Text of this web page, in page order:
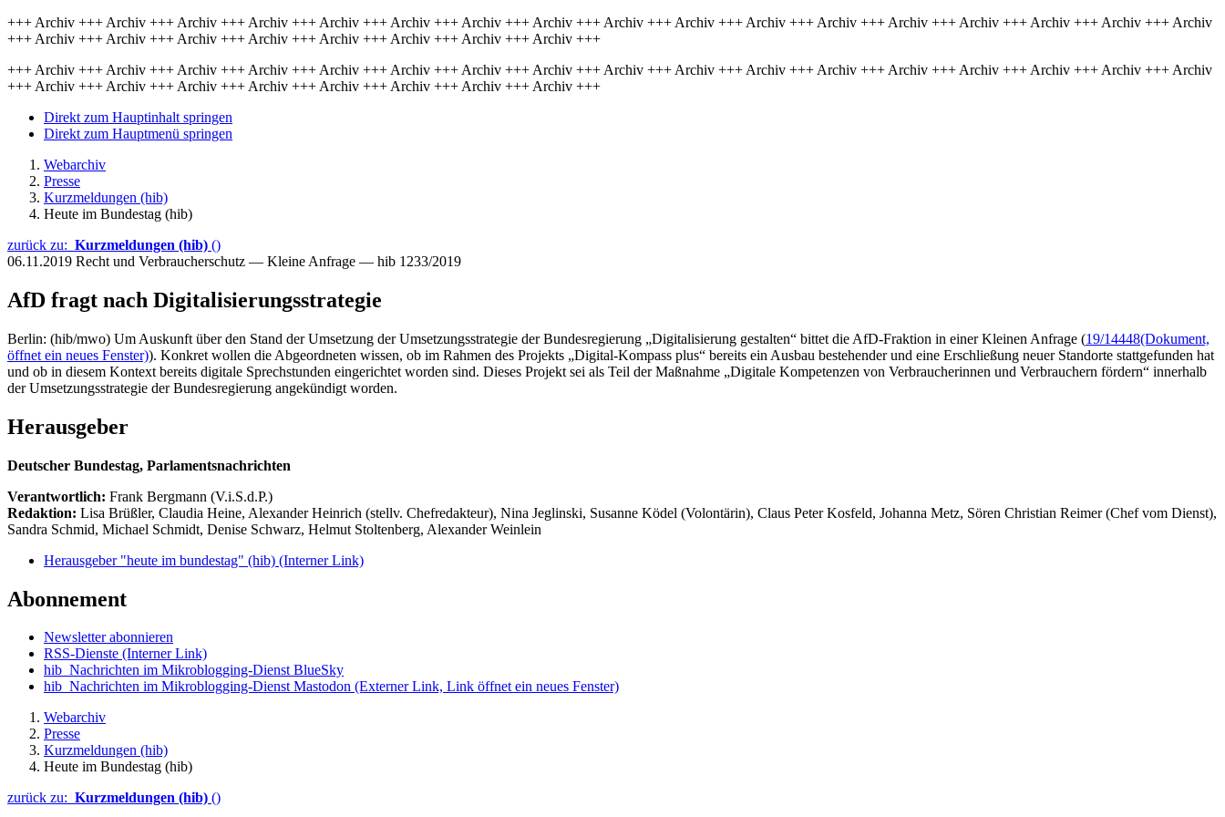
+++ Archiv +++ Archiv +++ Archiv +++ Archiv +++ Archiv +++ Archiv +++ Archiv +++ Archiv +++ Archiv +++ Archiv +++ Archiv +++ Archiv +++ Archiv +++ Archiv +++ Archiv +++ Archiv +++ Archiv
+++ Archiv +++ Archiv +++ Archiv +++ Archiv +++ Archiv +++ Archiv +++ Archiv +++ Archiv +++
+++ Archiv +++ Archiv +++ Archiv +++ Archiv +++ Archiv +++ Archiv +++ Archiv +++ Archiv +++ Archiv +++ Archiv +++ Archiv +++ Archiv +++ Archiv +++ Archiv +++ Archiv +++ Archiv +++ Archiv
+++ Archiv +++ Archiv +++ Archiv +++ Archiv +++ Archiv +++ Archiv +++ Archiv +++ Archiv +++
Direkt zum Hauptinhalt springen
Direkt zum Hauptmenü springen
Webarchiv
Presse
Kurzmeldungen (hib)
Heute im Bundestag (hib)
zurück zu: Kurzmeldungen (hib) ()
06.11.2019 Recht und Verbraucherschutz — Kleine Anfrage — hib 1233/2019
AfD fragt nach Digitalisierungsstrategie
Berlin: (hib/mwo) Um Auskunft über den Stand der Umsetzung der Umsetzungsstrategie der Bundesregierung „Digitalisierung gestalten“ bittet die AfD-Fraktion in einer Kleinen Anfrage (19/14448(Dokument,
öffnet ein neues Fenster)). Konkret wollen die Abgeordneten wissen, ob im Rahmen des Projekts „Digital-Kompass plus“ bereits ein Ausbau bestehender und eine Erschließung neuer Standorte stattgefunden hat
und ob in diesem Kontext bereits digitale Sprechstunden eingerichtet worden sind. Dieses Projekt sei als Teil der Maßnahme „Digitale Kompetenzen von Verbraucherinnen und Verbrauchern fördern“ innerhalb
der Umsetzungsstrategie der Bundesregierung angekündigt worden.
Herausgeber
Deutscher Bundestag, Parlamentsnachrichten
Verantwortlich: Frank Bergmann (V.i.S.d.P.)
Redaktion: Lisa Brüßler, Claudia Heine, Alexander Heinrich (stellv. Chefredakteur), Nina Jeglinski, Susanne Ködel (Volontärin), Claus Peter Kosfeld, Johanna Metz, Sören Christian Reimer (Chef vom Dienst),
Sandra Schmid, Michael Schmidt, Denise Schwarz, Helmut Stoltenberg, Alexander Weinlein
Herausgeber "heute im bundestag" (hib) (Interner Link)
Abonnement
Newsletter abonnieren
RSS-Dienste (Interner Link)
hib_Nachrichten im Mikroblogging-Dienst BlueSky
hib_Nachrichten im Mikroblogging-Dienst Mastodon (Externer Link, Link öffnet ein neues Fenster)
Webarchiv
Presse
Kurzmeldungen (hib)
Heute im Bundestag (hib)
zurück zu: Kurzmeldungen (hib) ()